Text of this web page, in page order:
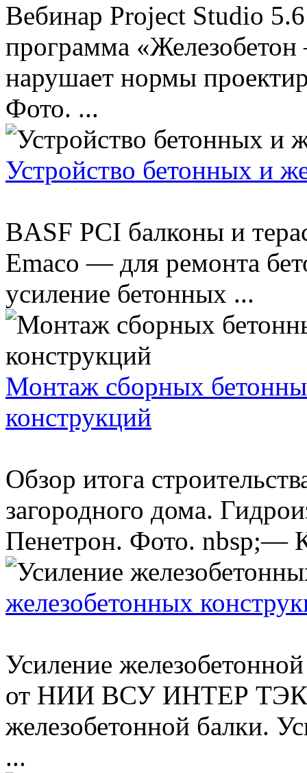
Вебинар Project Studio
программа
нарушает нормы
Фото. ...
Устройство бетонных и
BASF PCI балконы и
Emaco — для ремонта
усиление бетонных ...
Монтаж сборных
конструкций
Обзор итога
загородного дома.
Пенетрон. Фото. nbsp;—
железобетонных
Усиление
от НИИ ВСУ ИНТЕР ТЭК.
железобетонной балки.
...